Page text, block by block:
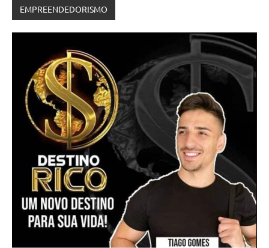
EMPREENDEDORISMO